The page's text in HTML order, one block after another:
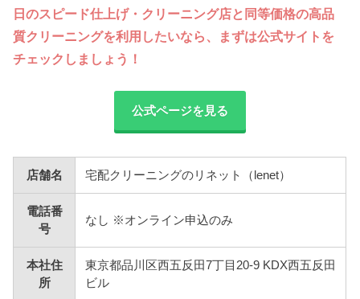
日のスピード仕上げ・クリーニング店と同等価格の高品
質クリーニングを利用したいなら、まずは公式サイトを
チェックしましょう！
公式ページを見る
店舗名 宅配クリーニングのリネット（lenet）
電話番
号
なし ※オンライン申込のみ
本社住
所
東京都品川区西五反田7丁目20-9 KDX西五反田
ビル